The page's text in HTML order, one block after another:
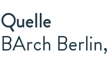
Quelle
BArch